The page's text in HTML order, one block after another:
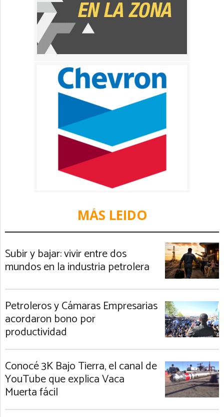
MÁS LEIDO
Subir y bajar: vivir entre dos
mundos en la industria petrolera
Petroleros y Cámaras Empresarias
acordaron bono por
productividad
Conocé 3K Bajo Tierra, el canal de
YouTube que explica Vaca
Muerta fácil